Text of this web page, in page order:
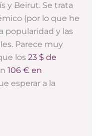
y Beirut. Se trata
(por lo que he
popularidad y las
Parece muy
los 23 $ de
106 € en
esperar a la